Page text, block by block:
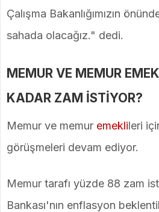
Çalışma Bakanlığımızın
sahada olacağız." dedi.
MEMUR VE MEMUR
KADAR ZAM İSTİYOR?
Memur ve memur emeklileri
görüşmeleri devam ediyor.
Memur tarafı yüzde 88 zam
Bankası'nın enflasyon